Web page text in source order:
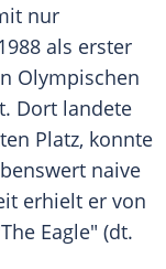
nur
als erster
Olympischen
Dort landete
Platz, konnte
naive
erhielt er von
Eagle" (dt.